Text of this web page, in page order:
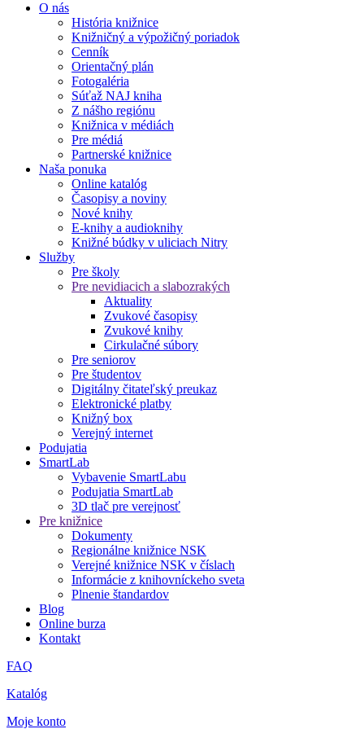
O nás
História knižnice
Knižničný a výpožičný poriadok
Cenník
Orientačný plán
Fotogaléria
Súťaž NAJ kniha
Z nášho regiónu
Knižnica v médiách
Pre médiá
Partnerské knižnice
Naša ponuka
Online katalóg
Časopisy a noviny
Nové knihy
E-knihy a audioknihy
Knižné búdky v uliciach Nitry
Služby
Pre školy
Pre nevidiacich a slabozrakých
Aktuality
Zvukové časopisy
Zvukové knihy
Cirkulačné súbory
Pre seniorov
Pre študentov
Digitálny čitateľský preukaz
Elektronické platby
Knižný box
Verejný internet
Podujatia
SmartLab
Vybavenie SmartLabu
Podujatia SmartLab
3D tlač pre verejnosť
Pre knižnice
Dokumenty
Regionálne knižnice NSK
Verejné knižnice NSK v číslach
Informácie z knihovníckeho sveta
Plnenie štandardov
Blog
Online burza
Kontakt
FAQ
Katalóg
Moje konto